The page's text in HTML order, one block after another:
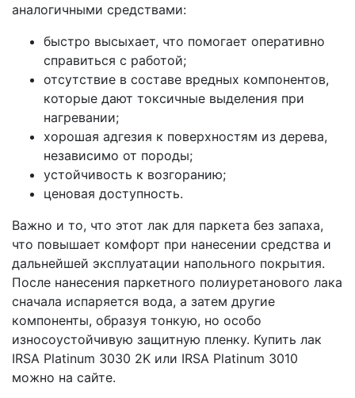
аналогичными средствами:
быстро высыхает, что помогает оперативно
справиться с работой;
отсутствие в составе вредных компонентов,
которые дают токсичные выделения при
нагревании;
хорошая адгезия к поверхностям из дерева,
независимо от породы;
устойчивость к возгоранию;
ценовая доступность.
Важно и то, что этот лак для паркета без запаха,
что повышает комфорт при нанесении средства и
дальнейшей эксплуатации напольного покрытия.
После нанесения паркетного полиуретанового лака
сначала испаряется вода, а затем другие
компоненты, образуя тонкую, но особо
износоустойчивую защитную пленку. Купить лак
IRSA Platinum 3030 2K или IRSA Platinum 3010
можно на сайте.